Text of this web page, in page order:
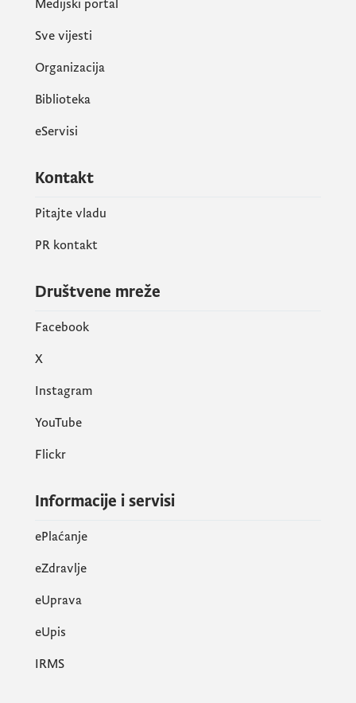
Medijski portal
Sve vijesti
Organizacija
Biblioteka
eServisi
Kontakt
Pitajte vladu
PR kontakt
Društvene mreže
Facebook
X
Instagram
YouTube
Flickr
Informacije i servisi
ePlaćanje
eZdravlje
eUprava
еUpis
IRMS